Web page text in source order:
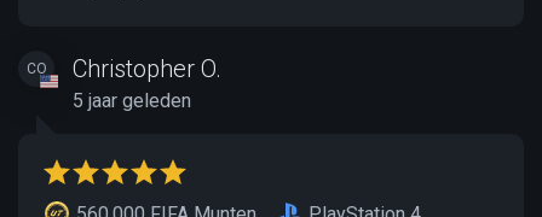
CO Christopher O.
5 jaar geleden